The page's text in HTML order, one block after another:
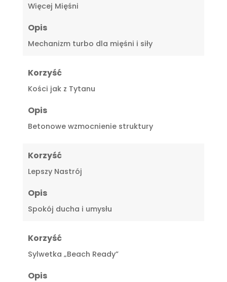
Więcej Mięśni
Opis
Mechanizm turbo dla mięśni i siły
Korzyść
Kości jak z Tytanu
Opis
Betonowe wzmocnienie struktury
Korzyść
Lepszy Nastrój
Opis
Spokój ducha i umysłu
Korzyść
Sylwetka „Beach Ready”
Opis